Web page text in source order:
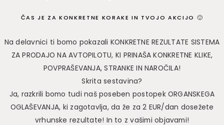
ČAS JE ZA KONKRETNE KORAKE IN TVOJO AKCIJO 🙂
Na delavnici ti bomo pokazali KONKRETNE REZULTATE SISTEMA
ZA PRODAJO NA AVTOPILOTU, KI PRINAŠA KONKRETNE KLIKE,
POVPRAŠEVANJA, STRANKE IN NAROČILA!
Skrita sestavina?
Ja, razkrili bomo tudi naš poseben postopek ORGANSKEGA
OGLAŠEVANJA, ki zagotavlja, da že za 2 EUR/dan dosežete
vrhunske rezultate! In to z vašimi objavami!